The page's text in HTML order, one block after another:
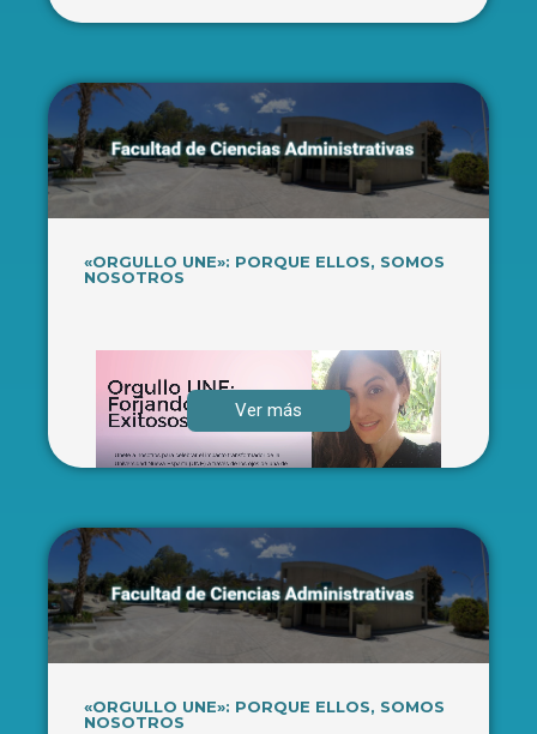
«ORGULLO UNE»: PORQUE ELLOS, SOMOS
NOSOTROS
Ver más
«ORGULLO UNE»: PORQUE ELLOS, SOMOS
NOSOTROS